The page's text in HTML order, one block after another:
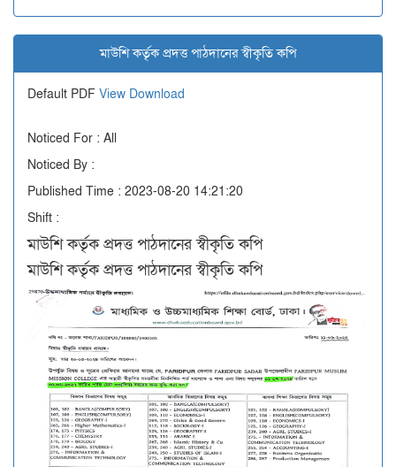
মাউশি কর্তৃক প্রদত্ত পাঠদানের স্বীকৃতি কপি
Default PDF View Download
Noticed For : All
Noticed By :
Published Time : 2023-08-20 14:21:20
Shift :
মাউশি কর্তৃক প্রদত্ত পাঠদানের স্বীকৃতি কপি
মাউশি কর্তৃক প্রদত্ত পাঠদানের স্বীকৃতি কপি